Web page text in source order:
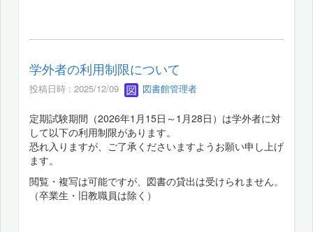
学外者の利用制限について
投稿日時 : 2025/12/09 図書館管理者
定期試験期間（2026年1月15日～1月28日）は学外者に対
して以下の利用制限があります。
恐れ入りますが、ご了承くださいますようお願い申し上げ
ます。
閲覧・複写は可能ですが、図書の貸出は受けられません。
（卒業生・旧教職員は除く）